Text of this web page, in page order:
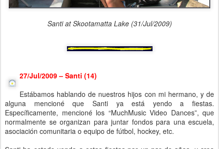
Santi at Skootamatta Lake (31/Jul/2009)
27/Jul/2009 – Santi (14)
Estábamos hablando de nuestros hijos con mi hermano, y de
alguna mencioné que Santi ya está yendo a fiestas.
Específicamente, mencioné los “MuchMusic Video Dances”, que
normalmente se organizan para juntar fondos para una escuela,
asociación comunitaria o equipo de fútbol, hockey, etc.